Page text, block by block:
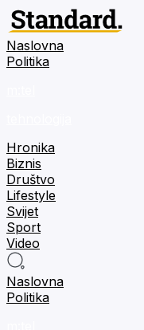
Naslovna
Politika
Hronika
Biznis
Društvo
Lifestyle
Svijet
Sport
Video
Naslovna
Politika